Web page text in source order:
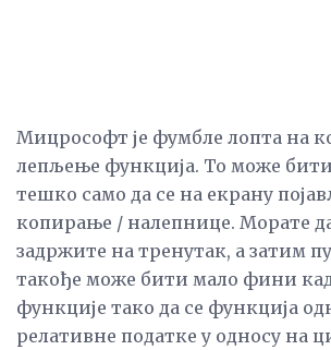
Мицрософт је фумбле лопта на
лепљење функција. То може
тешко само да се на екрану
копирање / налепнице. Морате
задржите на тренутак, а затим
такође може бити мало фини
функције тако да се функција
релативне податке у односу на